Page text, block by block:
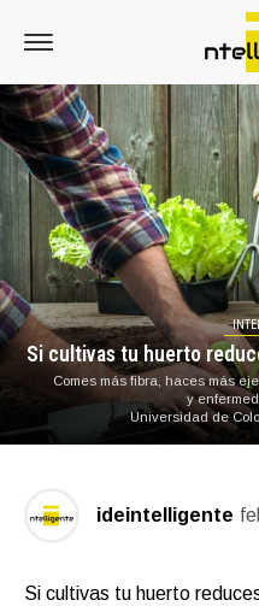
Si cultivas tu huerto
Comes más fibra, haces más
y
Universidad de
ideintelligente
Si cultivas tu huerto